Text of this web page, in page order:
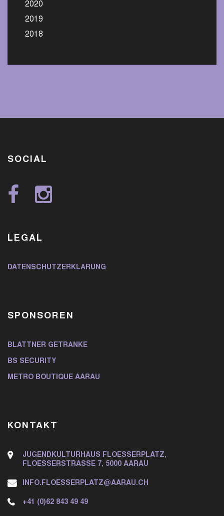
2020
2019
2018
SOCIAL
LEGAL
DATENSCHUTZERKLÄRUNG
SPONSOREN
BLATTNER GETRÄNKE
BS SECURITY
METRO BOUTIQUE AARAU
KONTAKT
JUGENDKULTURHAUS FLOESSERPLATZ,
FLOESSERSTRASSE 7, 5000 AARAU
INFO.FLOESSERPLATZ@AARAU.CH
+41 (0)62 843 49 49